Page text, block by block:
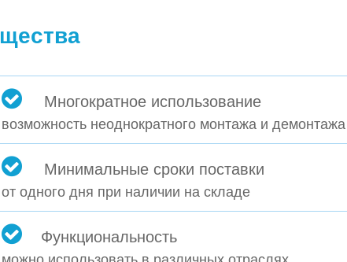
Многократное использование
возможность неоднократного монтажа и демонтажа
Минимальные сроки поставки
от одного дня при наличии на складе
Функциональность